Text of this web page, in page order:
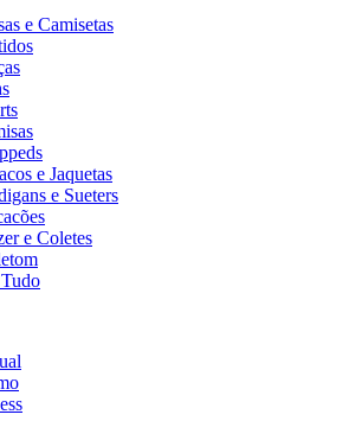
e Camisetas
e Jaquetas
e Sueters
e Coletes